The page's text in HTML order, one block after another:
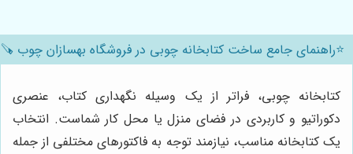
⭐️راهنمای جامع ساخت کتابخانه چوبی در فروشگاه بهسازان چوب 🪚
کتابخانه چوبی، فراتر از یک وسیله نگهداری کتاب، عنصری
دکوراتیو و کاربردی در فضای منزل یا محل کار شماست. انتخاب
یک کتابخانه مناسب، نیازمند توجه به فاکتورهای مختلفی از جمله